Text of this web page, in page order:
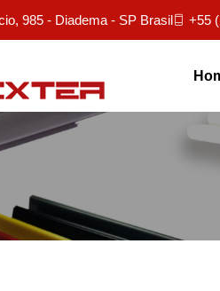
985 - Diadema - SP Brasil +55